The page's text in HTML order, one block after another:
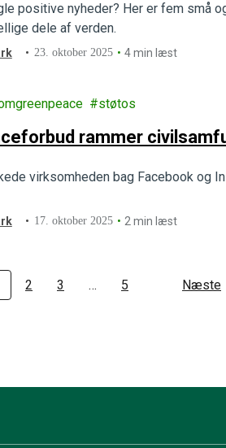
positive nyheder? Her er fem små
dele af verden.
23. oktober 2025 4 min læst
støtos
rammer
virksomheden bag Facebook og
17. oktober 2025 2 min læst
2 3 … 5 Næste